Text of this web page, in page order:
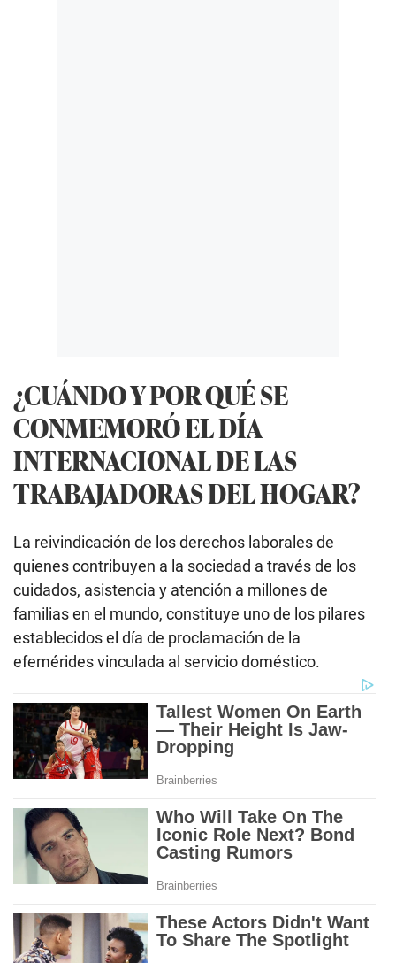
¿CUÁNDO Y POR QUÉ SE
CONMEMORÓ EL DÍA
INTERNACIONAL DE LAS
TRABAJADORAS DEL HOGAR?
La reivindicación de los derechos laborales de
quienes contribuyen a la sociedad a través de los
cuidados, asistencia y atención a millones de
familias en el mundo, constituye uno de los pilares
establecidos el día de proclamación de la
efemérides vinculada al servicio doméstico.